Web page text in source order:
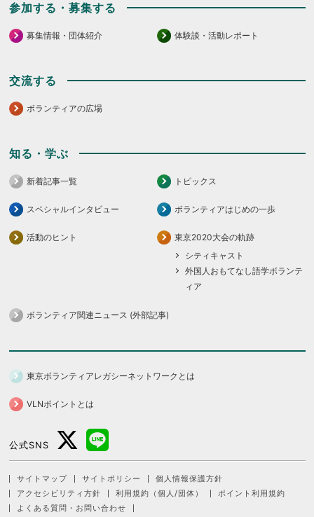
参加する・募集する
募集情報・団体紹介 体験談・活動レポート
交流する
ボランティアの広場
知る・学ぶ
新着記事一覧 トピックス
スペシャルインタビュー ボランティアはじめの一歩
活動のヒント
東京2020大会の軌跡
シティキャスト
外国人おもてなし語学ボランテ
ィア
ボランティア関連ニュース (外部記事)
東京ボランティアレガシーネットワークとは
VLNポイントとは
公式SNS
サイトマップ サイトポリシー
個人情報保護方針
アクセシビリティ方針
利用規約（個人/団体）
ポイント利用規約
よくある質問・お問い合わせ